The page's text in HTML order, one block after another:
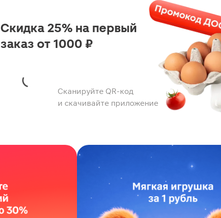
Сканируйте QR-код
и скачивайте приложение
Скидка 25% на первый
заказ от 1000 ₽